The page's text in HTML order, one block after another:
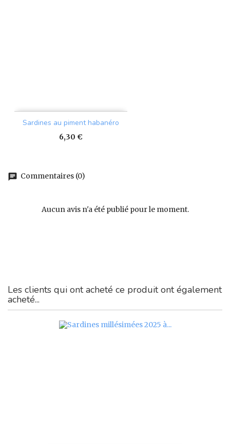
Sardines au piment habanéro
Prix
6,30 €
chat Commentaires (0)
Aucun avis n'a été publié pour le moment.
Les clients qui ont acheté ce produit ont également
acheté...